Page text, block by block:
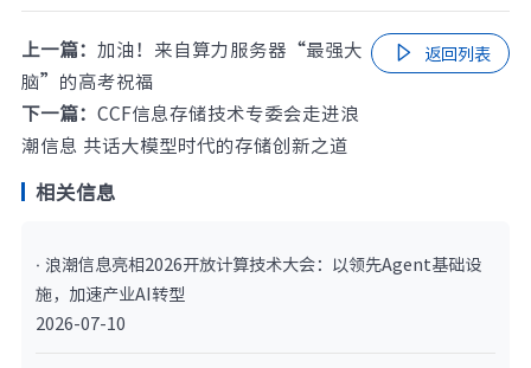
上一篇： 加油！来自算力服务器“最强大
脑”的高考祝福
下一篇： CCF信息存储技术专委会走进浪
潮信息 共话大模型时代的存储创新之道
 返回列表
相关信息
· 浪潮信息亮相2026开放计算技术大会：以领先Agent基础设
施，加速产业AI转型
2026-07-10